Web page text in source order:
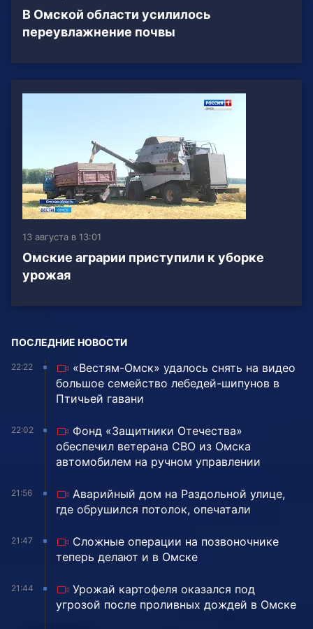
В Омской области усилилось
переувлажнение почвы
13 августа в 13:01
Омские аграрии приступили к уборке
урожая
ПОСЛЕДНИЕ НОВОСТИ
22:22
«Вестям-Омск» удалось снять на видео
большое семейство лебедей-шипунов в
Птичьей гавани
22:02
Фонд «Защитники Отечества»
обеспечил ветерана СВО из Омска
автомобилем на ручном управлении
21:56
Аварийный дом на Раздольной улице,
где обрушился потолок, опечатали
21:47
Сложные операции на позвоночнике
теперь делают и в Омске
21:44
Урожай картофеля оказался под
угрозой после проливных дождей в Омске